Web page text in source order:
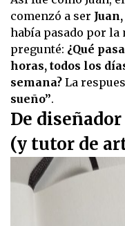
comenzó a ser
había pasado por
pregunté: ¿Qué
horas, todos los
semana? La
sueño”.
De
(y tutor de